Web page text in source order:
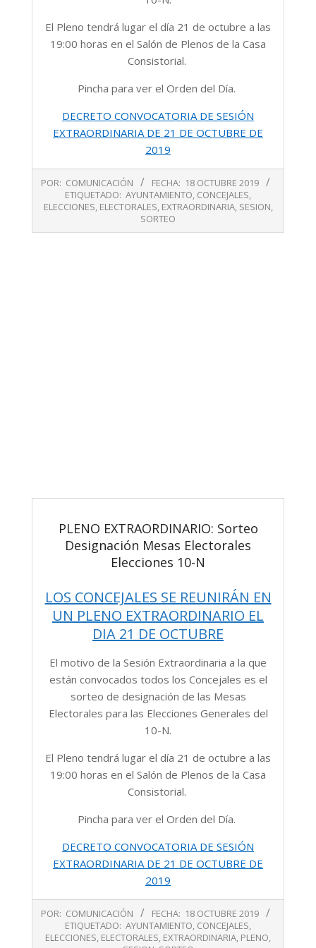
El Pleno tendrá lugar el día 21 de octubre a las
19:00 horas en el Salón de Plenos de la Casa
Consistorial.
Pincha para ver el Orden del Día.
DECRETO CONVOCATORIA DE SESIÓN
EXTRAORDINARIA DE 21 DE OCTUBRE DE
2019
10-
POR: COMUNICACIÓN FECHA: 18 OCTUBRE 2019
ETIQUETADO: AYUNTAMIENTO, CONCEJALES,
ELECCIONES, ELECTORALES, EXTRAORDINARIA, SESION,
SORTEO
PLENO EXTRAORDINARIO: Sorteo
Designación Mesas Electorales
Elecciones 10-N
LOS CONCEJALES SE REUNIRÁN EN
UN PLENO EXTRAORDINARIO EL
DIA 21 DE OCTUBRE
El motivo de la Sesión Extraordinaria a la que
están convocados todos los Concejales es el
sorteo de designación de las Mesas
Electorales para las Elecciones Generales del
10-N.
El Pleno tendrá lugar el día 21 de octubre a las
19:00 horas en el Salón de Plenos de la Casa
Consistorial.
Pincha para ver el Orden del Día.
DECRETO CONVOCATORIA DE SESIÓN
EXTRAORDINARIA DE 21 DE OCTUBRE DE
2019
10-
POR: COMUNICACIÓN FECHA: 18 OCTUBRE 2019
ETIQUETADO: AYUNTAMIENTO, CONCEJALES,
ELECCIONES, ELECTORALES, EXTRAORDINARIA, PLENO,